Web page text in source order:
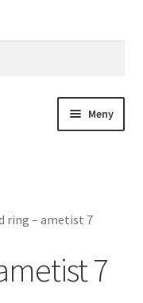
Meny
ring – ametist 7
7